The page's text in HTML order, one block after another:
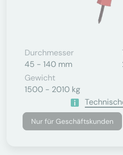
Durchmesser
45 - 140 mm
Gewicht
1500 - 2010 kg
Nur für Geschäftskunden